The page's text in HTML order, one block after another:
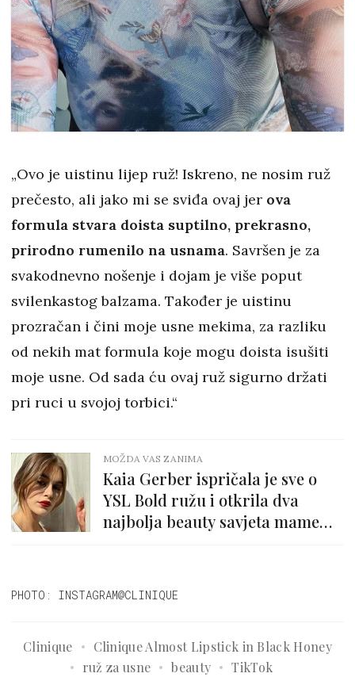
„Ovo je uistinu lijep ruž! Iskreno, ne nosim ruž
prečesto, ali jako mi se sviđa ovaj jer ova
formula stvara doista suptilno, prekrasno,
prirodno rumenilo na usnama. Savršen je za
svakodnevno nošenje i dojam je više poput
svilenkastog balzama. Također je uistinu
prozračan i čini moje usne mekima, za razliku
od nekih mat formula koje mogu doista isušiti
moje usne. Od sada ću ovaj ruž sigurno držati
pri ruci u svojoj torbici.“
MOŽDA VAS ZANIMA
Kaia Gerber ispričala je sve o
YSL Bold ružu i otkrila dva
najbolja beauty savjeta mame
PHOTO: INSTAGRAM@CLINIQUE
Clinique
Clinique Almost Lipstick in Black Honey
ruž za usne
beauty TikTok